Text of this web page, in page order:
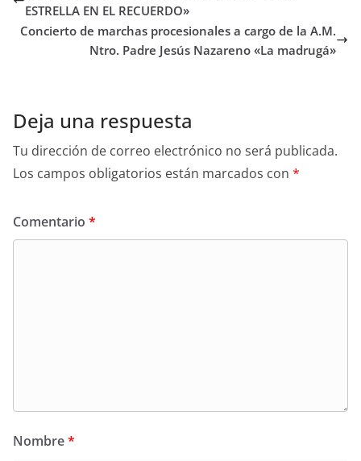
ESTRELLA EN EL RECUERDO»
Concierto de marchas procesionales a cargo de la A.M.
Ntro. Padre Jesús Nazareno «La madrugá»
Deja una respuesta
Tu dirección de correo electrónico no será publicada.
Los campos obligatorios están marcados con *
Comentario *
Nombre*